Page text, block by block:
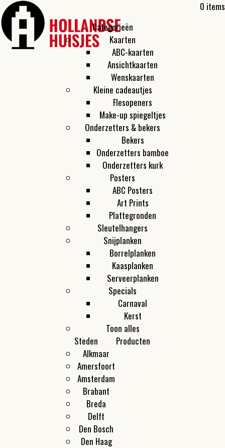
0 items
Categorieën
Kaarten
ABC-kaarten
Ansichtkaarten
Wenskaarten
Kleine cadeautjes
Flesopeners
Make-up spiegeltjes
Onderzetters & bekers
Bekers
Onderzetters bamboe
Onderzetters kurk
Posters
ABC Posters
Art Prints
Plattegronden
Sleutelhangers
Snijplanken
Borrelplanken
Kaasplanken
Serveerplanken
Specials
Carnaval
Kerst
Toon alles
Steden
Alkmaar
Amersfoort
Amsterdam
Brabant
Breda
Delft
Den Bosch
Den Haag
Producten